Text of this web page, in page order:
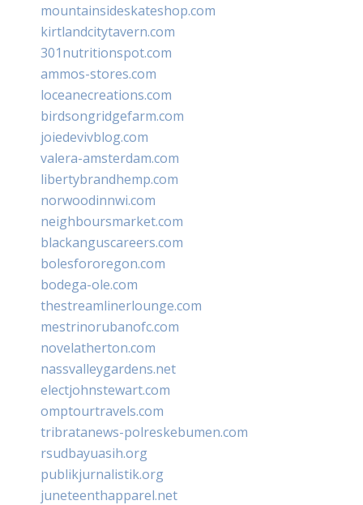
mountainsideskateshop.com
kirtlandcitytavern.com
301nutritionspot.com
ammos-stores.com
loceanecreations.com
birdsongridgefarm.com
joiedevivblog.com
valera-amsterdam.com
libertybrandhemp.com
norwoodinnwi.com
neighboursmarket.com
blackanguscareers.com
bolesfororegon.com
bodega-ole.com
thestreamlinerlounge.com
mestrinorubanofc.com
novelatherton.com
nassvalleygardens.net
electjohnstewart.com
omptourtravels.com
tribratanews-polreskebumen.com
rsudbayuasih.org
publikjurnalistik.org
juneteenthapparel.net